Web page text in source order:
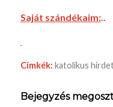
Saját szándékaim:..
Címkék: katolikus
Bejegyzés